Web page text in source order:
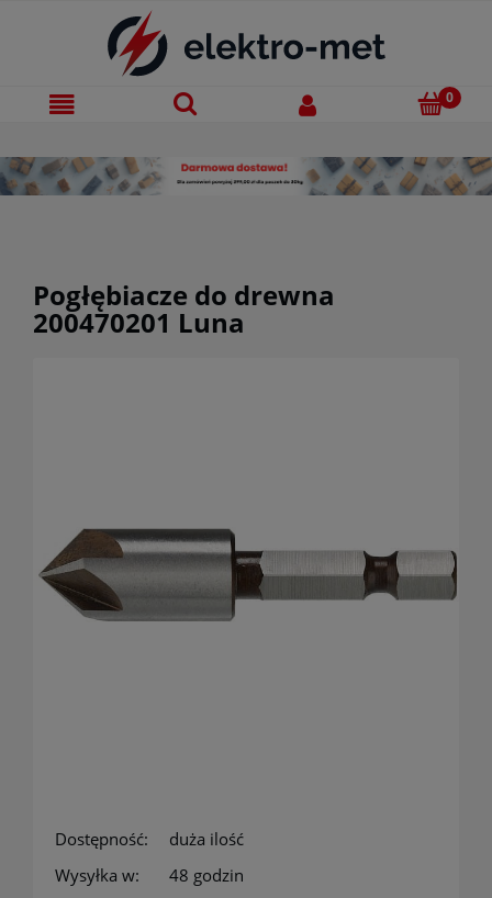
Pogłębiacze do drewna
200470201 Luna
Dostępność:
duża ilość
Wysyłka w:
48 godzin